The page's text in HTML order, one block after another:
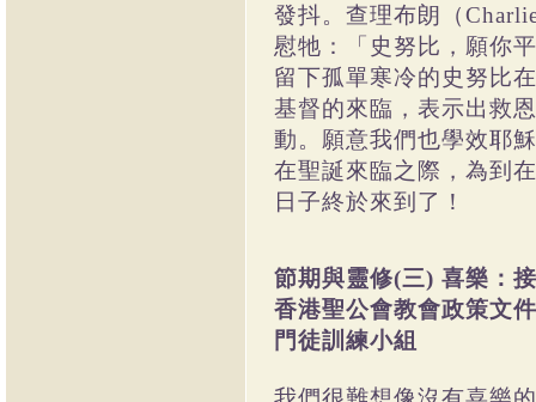
發抖。查理布朗（
慰牠：「史努比，願你
留下孤單寒冷的史努比
基督的來臨，表示出救
動。願意我們也學效耶
在聖誕來臨之際，為到
日子終於來到了！
節期與靈修(三) 喜樂：
香港聖公會教會政策文
門徒訓練小組